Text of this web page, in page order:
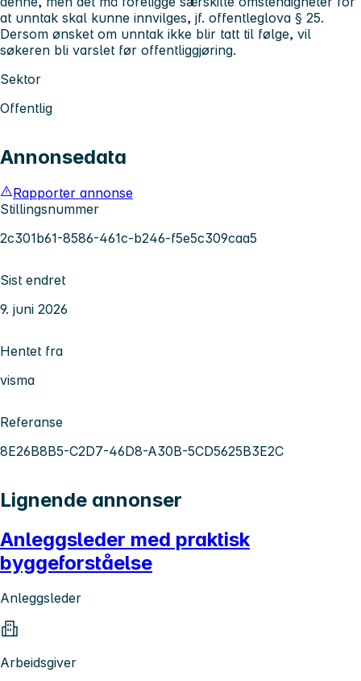
at unntak skal kunne innvilges, jf. offentleglova § 25.
Dersom ønsket om unntak ikke blir tatt til følge, vil
søkeren bli varslet før offentliggjøring.
Sektor
Offentlig
Annonsedata
Rapporter annonse
Stillingsnummer
2c301b61-8586-461c-b246-f5e5c309caa5
Sist endret
9. juni 2026
Hentet fra
visma
Referanse
8E26B8B5-C2D7-46D8-A30B-5CD5625B3E2C
Lignende annonser
Anleggsleder med praktisk
byggeforståelse
Anleggsleder
Arbeidsgiver